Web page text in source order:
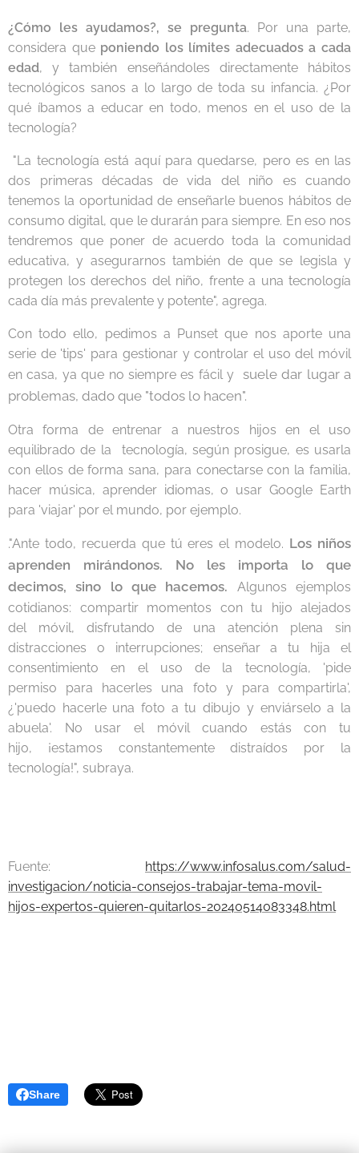
¿Cómo les ayudamos?, se pregunta. Por una parte,
considera que poniendo los límites adecuados a cada
edad, y también enseñándoles directamente hábitos
tecnológicos sanos a lo largo de toda su infancia. ¿Por
qué íbamos a educar en todo, menos en el uso de la
tecnología?
"La tecnología está aquí para quedarse, pero es en las
dos primeras décadas de vida del niño es cuando
tenemos la oportunidad de enseñarle buenos hábitos de
consumo digital, que le durarán para siempre. En eso nos
tendremos que poner de acuerdo toda la comunidad
educativa, y asegurarnos también de que se legisla y
protegen los derechos del niño, frente a una tecnología
cada día más prevalente y potente", agrega.
Con todo ello, pedimos a Punset que nos aporte una
serie de 'tips' para gestionar y controlar el uso del móvil
en casa, ya que no siempre es fácil y suele dar lugar a
problemas, dado que "todos lo hacen".
Otra forma de entrenar a nuestros hijos en el uso
equilibrado de la tecnología, según prosigue, es usarla
con ellos de forma sana, para conectarse con la familia,
hacer música, aprender idiomas, o usar Google Earth
para 'viajar' por el mundo, por ejemplo.
."Ante todo, recuerda que tú eres el modelo. Los niños
aprenden mirándonos. No les importa lo que
decimos, sino lo que hacemos. Algunos ejemplos
cotidianos: compartir momentos con tu hijo alejados
del móvil, disfrutando de una atención plena sin
distracciones o interrupciones; enseñar a tu hija el
consentimiento en el uso de la tecnología, 'pide
permiso para hacerles una foto y para compartirla',
¿'puedo hacerle una foto a tu dibujo y enviárselo a la
abuela'. No usar el móvil cuando estás con tu
hijo, ¡estamos constantemente distraídos por la
tecnología!", subraya.
Fuente: https://www.infosalus.com/salud-
investigacion/noticia-consejos-trabajar-tema-movil-
hijos-expertos-quieren-quitarlos-20240514083348.html
Share